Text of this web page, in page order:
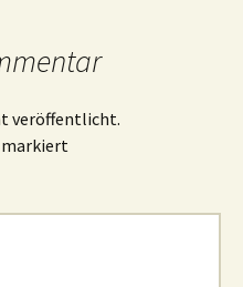
veröffentlicht.
markiert